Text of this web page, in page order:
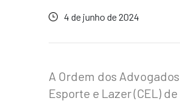
4 de junho de 2024
A Ordem dos
Esporte e Lazer (CEL)